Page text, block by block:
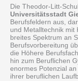
Die Theodor-Litt-
Universitätsstadt
Berufsfeldern aus,
und Metalltechnik mit
breites Spektrum an
Berufsvorbereitung
die Höhere
hin zum Beruflichen
enormes Potenzial
ihrer beruflichen